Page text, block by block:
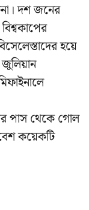
দশ জনের
হয়ে
পাস থেকে গোল
কয়েকটি